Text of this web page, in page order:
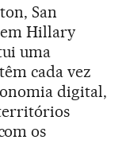
San
Hillary
uma
cada vez
digital,
os